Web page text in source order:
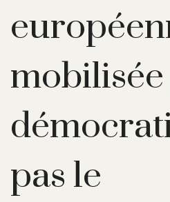
pas le